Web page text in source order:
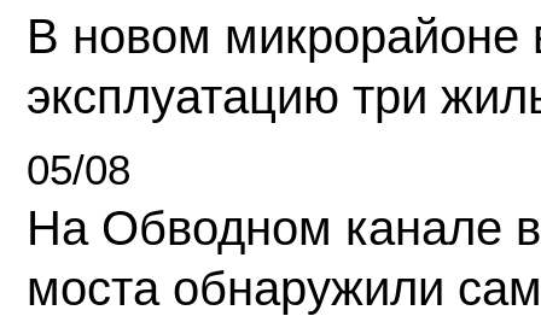
В новом микрорайоне
эксплуатацию три
05/08
На Обводном канале
моста обнаружили